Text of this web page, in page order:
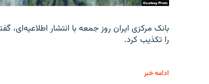
را تکذیب کرد.
ادامه خبر